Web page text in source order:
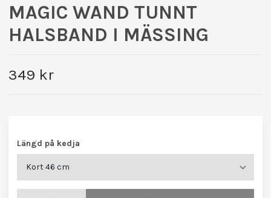
MAGIC WAND TUNNT
HALSBAND I MÄSSING
349 kr
Längd på kedja